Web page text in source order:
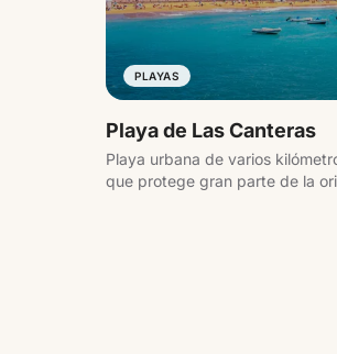
PLAYAS
Playa de Las Canteras
Playa urbana de varios
que protege gran parte de la